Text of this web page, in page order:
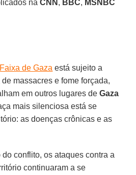
naCNN , BBC, MSNBC
Faixa de Gaza está sujeito a
massacres e fome forçada,
em outros lugares deGaza
mais silenciosa está se
as doenças crônicas e as
conflito, os ataques contra a
continuaram a se